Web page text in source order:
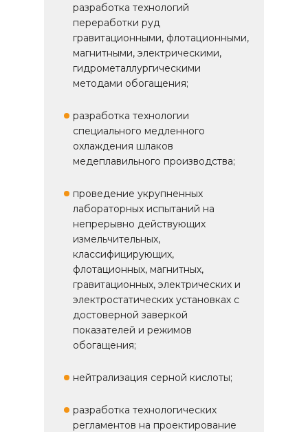
разработка технологий
переработки руд
гравитационными, флотационными,
магнитными, электрическими,
гидрометаллургическими
методами обогащения;
разработка технологии
специального медленного
охлаждения шлаков
медеплавильного производства;
проведение укрупненных
лабораторных испытаний на
непрерывно действующих
измельчительных,
классифицирующих,
флотационных, магнитных,
гравитационных, электрических и
электростатических установках с
достоверной заверкой
показателей и режимов
обогащения;
нейтрализация серной кислоты;
разработка технологических
регламентов на проектирование